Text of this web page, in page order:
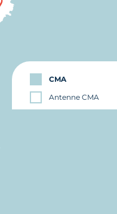
CMA
Antenne CMA